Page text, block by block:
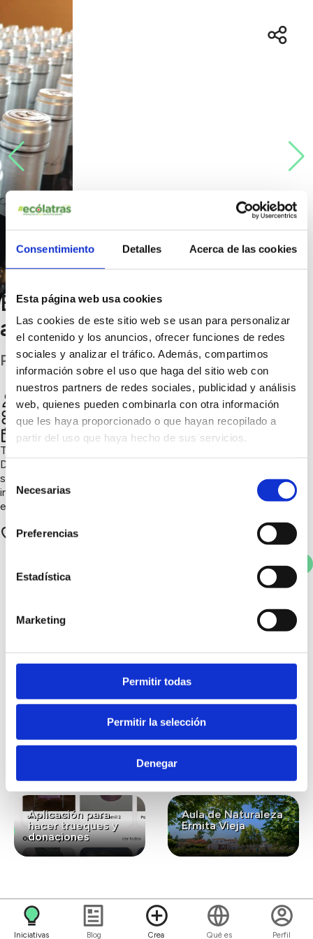
Consentimiento Detalles Acerca de las cookies
Esta página web usa cookies
Las cookies de este sitio web se usan para personalizar
el contenido y los anuncios, ofrecer funciones de redes
sociales y analizar el tráfico. Además, compartimos
información sobre el uso que haga del sitio web con
nuestros partners de redes sociales, publicidad y análisis
web, quienes pueden combinarla con otra información
que les haya proporcionado o que hayan recopilado a
partir del uso que haya hecho de sus servicios.
de
consentimiento
Necesarias
Preferencias
Estadística
Marketing
Permitir todas
Permitir la selección
Denegar
Iniciativas Blog Crea Qué es Perfil
Bodega centenaria con alma
atlántica
Pontevedra
Lagar de Costa Chatear
4º trimestre 2025
0 apoyos
Votar
Tercera generación de viticultores que elaboran Albariño con
D.O. Rías Baixas desde hace más de un siglo. Viñedos
sostenibles frente al mar, producción propia, premios
internacionales y prácticas agrícolas respetuosas con el
entorno y las tradiciones.
También te puede
interesar...
Lavanda ecológica
para el bienestar y
la conexión con la
Gastronomía
ecológica de
kilómetro cero
Aplicación para
hacer trueques y
donaciones
Aula de Naturaleza
Ermita Vieja